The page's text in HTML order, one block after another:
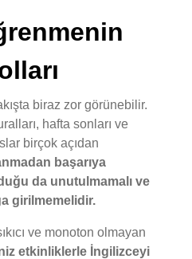
biraz zor görünebilir.
hafta sonları ve
birçok açıdan
başarıya
da unutulmamalı ve
girilmemelidir.
ve monoton olmayan
etkinliklerle İngilizceyi